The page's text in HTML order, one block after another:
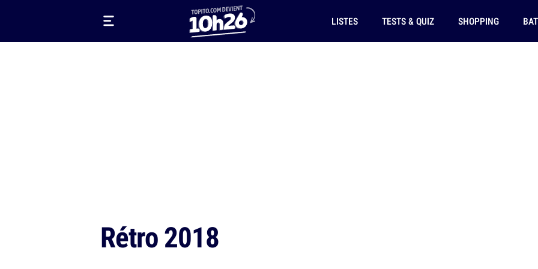
LISTES TESTS & QUIZ SHOPPING
Rétro 2018